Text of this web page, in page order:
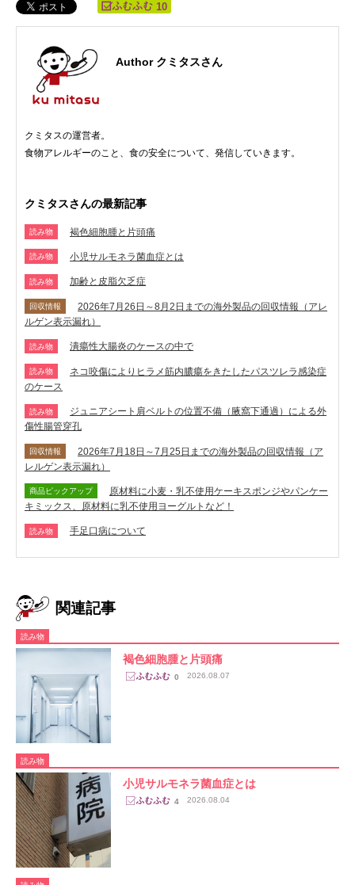
10
Author クミタスさん
クミタスの運営者。
食物アレルギーのこと、食の安全について、発信していきます。
クミタスさんの最新記事
読み物 褐色細胞腫と片頭痛
読み物 小児サルモネラ菌血症とは
読み物 加齢と皮脂欠乏症
回収情報
2026年7月26日～8月2日までの海外製品の回収情報（アレ
ルゲン表示漏れ）
読み物 潰瘍性大腸炎のケースの中で
読み物
ネコ咬傷によりヒラメ筋内膿瘍をきたしたパスツレラ感染症
のケース
読み物
ジュニアシート肩ベルトの位置不備（腋窩下通過）による外
傷性腸管穿孔
回収情報
2026年7月18日～7月25日までの海外製品の回収情報（ア
レルゲン表示漏れ）
商品ピックアップ
原材料に小麦・乳不使用ケーキスポンジやパンケー
キミックス、原材料に乳不使用ヨーグルトなど！
読み物 手足口病について
関連記事
読み物
褐色細胞腫と片頭痛
0 2026.08.07
読み物
小児サルモネラ菌血症とは
4 2026.08.04